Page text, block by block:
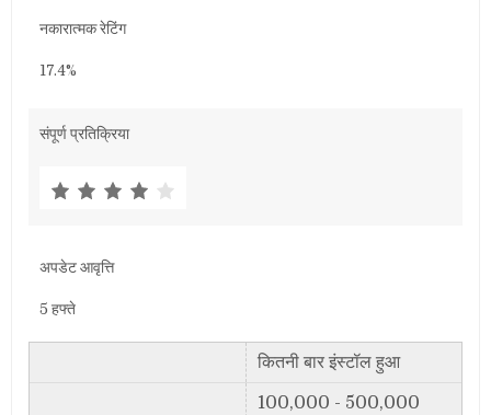
नकारात्मक रेटिंग
17.4%
संपूर्ण प्रतिक्रिया
अपडेट आवृत्ति
5 हफ्ते
कितनी बार इंस्टॉल हुआ
100,000 - 500,000